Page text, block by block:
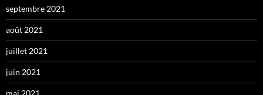
septembre 2021
août 2021
juillet 2021
juin 2021
mai 2021